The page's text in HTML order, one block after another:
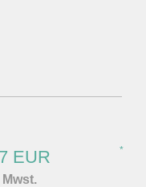
EUR *